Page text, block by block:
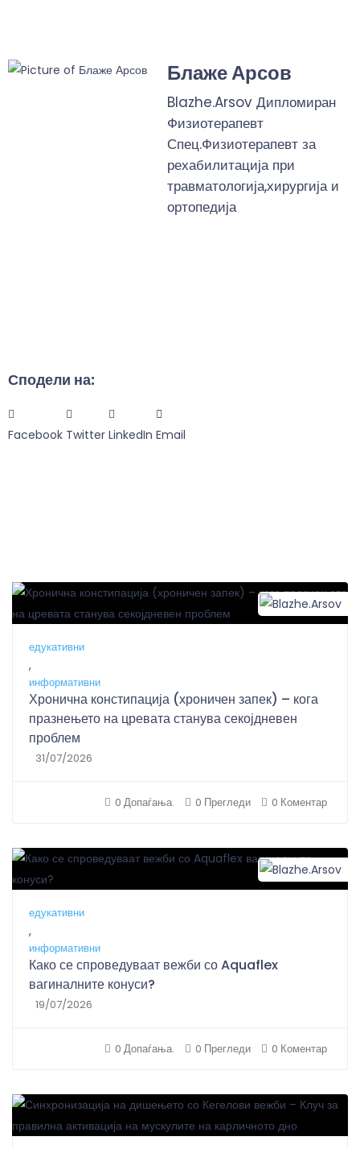
Блаже Арсов
Blazhe.Arsov Дипломиран
Физиотерапевт
Спец.Физиотерапевт за
рехабилитација при
травматологија,хирургија и
ортопедија
Сподели на:
Facebook Twitter LinkedIn Email
едукативни
,
информативни
Хронична констипација (хроничен запек) – кога
празнењето на цревата станува секојдневен
проблем
31/07/2026
0 Допаѓања. 0 Прегледи 0 Коментар
едукативни
,
информативни
Како се спроведуваат вежби со Aquaflex
вагиналните конуси?
19/07/2026
0 Допаѓања. 0 Прегледи 0 Коментар